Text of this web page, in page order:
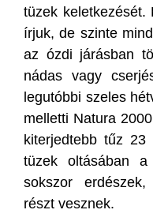
tüzek keletkezését.
írjuk, de szinte
az ózdi járásban
nádas vagy
legutóbbi szeles
melletti Natura
kiterjedtebb tűz
tüzek oltásában
sokszor
részt vesznek.